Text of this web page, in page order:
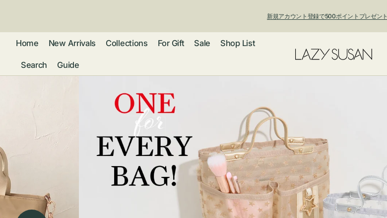
新規アカウント登録で500ポイントプレゼン
夏季休業および発送停止について
Home New Arrivals Collections
アクセサリー
ピアス・イヤー
リング
ブレスレット・
バングル
ブローチ
リストウォッチ
バッグ トートバッグ
ショルダーバッ
グ
スマートフォン
ポシェット
ファッション
バッグチャー
ム・キーホルダ
ー
ウエア
ウォレット・革
小物
For Gift Sale Shop List
Search Guide